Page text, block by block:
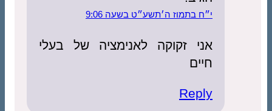
י״ח בתמוז ה׳תשע״ט בשעה 9:06
אני זקוקה לאנימציה של בעלי
חיים
Reply